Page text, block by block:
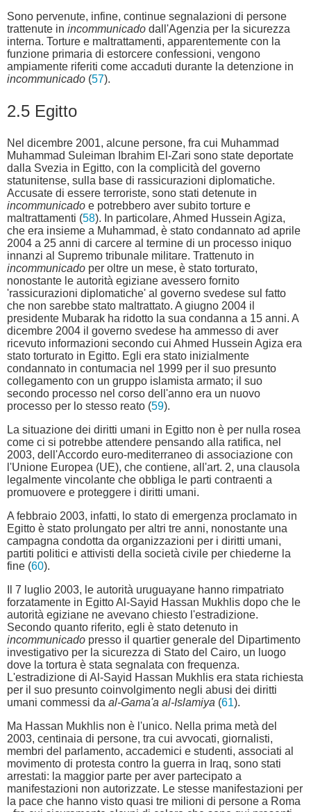
Sono pervenute, infine, continue segnalazioni di persone
trattenute in incommunicado dall'Agenzia per la sicurezza
interna. Torture e maltrattamenti, apparentemente con la
funzione primaria di estorcere confessioni, vengono
ampiamente riferiti come accaduti durante la detenzione in
incommunicado (57).
2.5 Egitto
Nel dicembre 2001, alcune persone, fra cui Muhammad
Muhammad Suleiman Ibrahim El-Zari sono state deportate
dalla Svezia in Egitto, con la complicità del governo
statunitense, sulla base di rassicurazioni diplomatiche.
Accusate di essere terroriste, sono stati detenute in
incommunicado e potrebbero aver subito torture e
maltrattamenti (58). In particolare, Ahmed Hussein Agiza,
che era insieme a Muhammad, è stato condannato ad aprile
2004 a 25 anni di carcere al termine di un processo iniquo
innanzi al Supremo tribunale militare. Trattenuto in
incommunicado per oltre un mese, è stato torturato,
nonostante le autorità egiziane avessero fornito
'rassicurazioni diplomatiche' al governo svedese sul fatto
che non sarebbe stato maltrattato. A giugno 2004 il
presidente Mubarak ha ridotto la sua condanna a 15 anni. A
dicembre 2004 il governo svedese ha ammesso di aver
ricevuto informazioni secondo cui Ahmed Hussein Agiza era
stato torturato in Egitto. Egli era stato inizialmente
condannato in contumacia nel 1999 per il suo presunto
collegamento con un gruppo islamista armato; il suo
secondo processo nel corso dell'anno era un nuovo
processo per lo stesso reato (59).
La situazione dei diritti umani in Egitto non è per nulla rosea
come ci si potrebbe attendere pensando alla ratifica, nel
2003, dell'Accordo euro-mediterraneo di associazione con
l'Unione Europea (UE), che contiene, all'art. 2, una clausola
legalmente vincolante che obbliga le parti contraenti a
promuovere e proteggere i diritti umani.
A febbraio 2003, infatti, lo stato di emergenza proclamato in
Egitto è stato prolungato per altri tre anni, nonostante una
campagna condotta da organizzazioni per i diritti umani,
partiti politici e attivisti della società civile per chiederne la
fine (60).
Il 7 luglio 2003, le autorità uruguayane hanno rimpatriato
forzatamente in Egitto Al-Sayid Hassan Mukhlis dopo che le
autorità egiziane ne avevano chiesto l'estradizione.
Secondo quanto riferito, egli è stato detenuto in
incommunicado presso il quartier generale del Dipartimento
investigativo per la sicurezza di Stato del Cairo, un luogo
dove la tortura è stata segnalata con frequenza.
L'estradizione di Al-Sayid Hassan Mukhlis era stata richiesta
per il suo presunto coinvolgimento negli abusi dei diritti
umani commessi da al-Gama'a al-Islamiya (61).
Ma Hassan Mukhlis non è l'unico. Nella prima metà del
2003, centinaia di persone, tra cui avvocati, giornalisti,
membri del parlamento, accademici e studenti, associati al
movimento di protesta contro la guerra in Iraq, sono stati
arrestati: la maggior parte per aver partecipato a
manifestazioni non autorizzate. Le stesse manifestazioni per
la pace che hanno visto quasi tre milioni di persone a Roma